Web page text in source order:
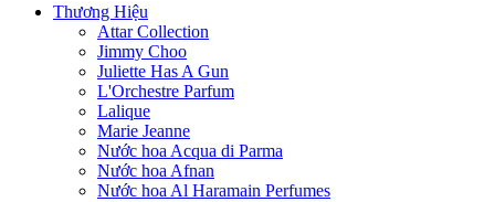
Thương Hiệu
Attar Collection
Jimmy Choo
Juliette Has A Gun
L'Orchestre Parfum
Lalique
Marie Jeanne
Nước hoa Acqua di Parma
Nước hoa Afnan
Nước hoa Al Haramain Perfumes